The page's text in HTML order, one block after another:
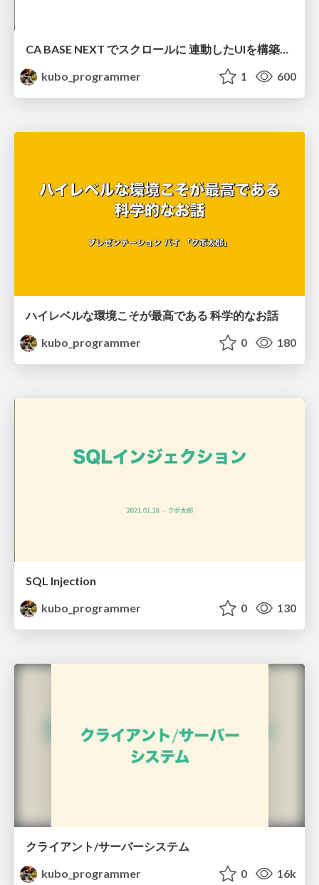
CA BASE NEXT でスクロールに 連動したUIを構築した話
kubo_programmer
1 600
ハイレベルな環境こそが最高である 科学的なお話
kubo_programmer
0 180
SQL Injection
kubo_programmer
0 130
クライアント/サーバーシステム
kubo_programmer
0 16k